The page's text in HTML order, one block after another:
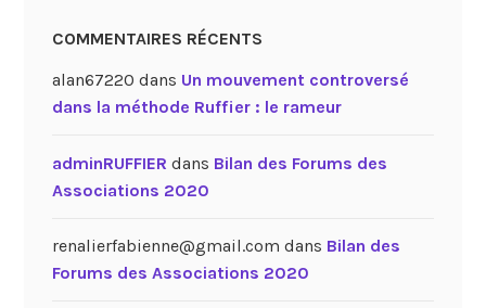
COMMENTAIRES RÉCENTS
alan67220 dans Un mouvement controversé
dans la méthode Ruffier : le rameur
adminRUFFIER dans Bilan des Forums des
Associations 2020
renalierfabienne@gmail.com dans Bilan des
Forums des Associations 2020